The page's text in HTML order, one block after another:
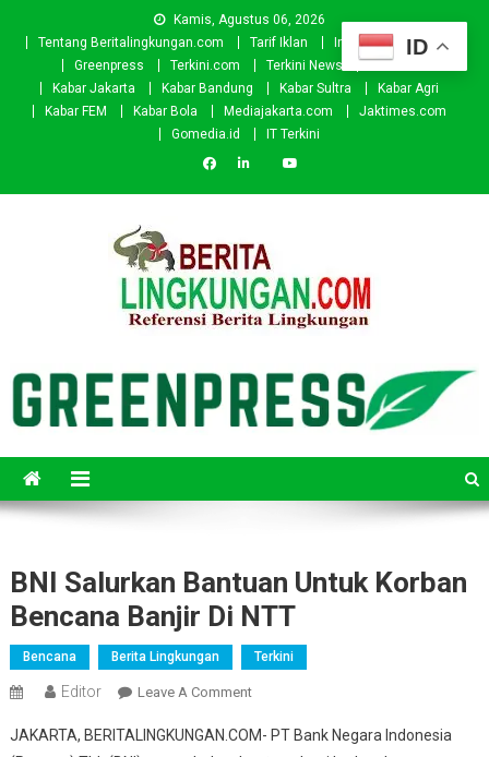
Kamis, Agustus 06, 2026
Tentang Beritalingkungan.com
Tarif Iklan Investor
Donasi
Greenpress
Terkini.com Terkini News
Kabar.id
Kabar Jakarta
Kabar Bandung Kabar Sultra
Kabar Agri
Kabar FEM
Kabar Bola Mediajakarta.com
Jaktimes.com
Gomedia.id
IT Terkini
BNI Salurkan Bantuan Untuk Korban
Bencana Banjir Di NTT
Bencana Berita Lingkungan Terkini
Editor Leave A CommentOn
Salurkan
JAKARTA, BERITALINGKUNGAN.COM- PT Bank Negara Indonesia
ID